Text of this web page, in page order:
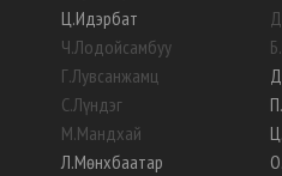
Ц.Идэрбат
Ч.Лодойсамбуу
Г.Лувсанжамц
С.Лүндэг
М.Мандхай
Л.Мөнхбаатар
Д
Б.
Д
П.
Ц.
О